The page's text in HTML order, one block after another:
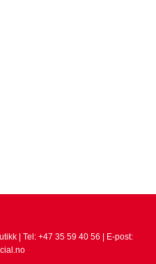
| Tel: +47 35 59 40 56 | E-post: